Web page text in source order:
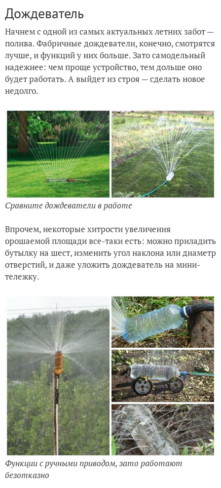
Дождеватель
Начнем с одной из самых актуальных летних забот —
полива. Фабричные дождеватели, конечно, смотрятся
лучше, и функций у них больше. Зато самодельный
надежнее: чем проще устройство, тем дольше оно
будет работать. А выйдет из строя — сделать новое
недолго.
Сравните дождеватели в работе
Впрочем, некоторые хитрости увеличения
орошаемой площади все-таки есть: можно приладить
бутылку на шест, изменить угол наклона или диаметр
отверстий, и даже уложить дождеватель на мини-
тележку.
Функции с ручными приводом, зато работают
безотказно